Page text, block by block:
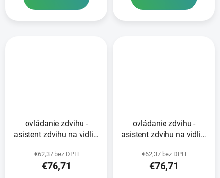
ovládanie zdvihu -
asistent zdvihu na vidlici
priemer 57 mm 250-450
RMZ RTECH čierna
€62,37 bez DPH
€76,71
ovládanie zdvihu -
asistent zdvihu na vidlici
priemer 57 mm 250-450
CRF/KXF/YZF RTECH
€62,37 bez DPH
€76,71